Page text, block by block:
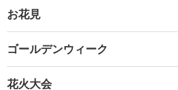
お花見
ゴールデンウィーク
花火大会